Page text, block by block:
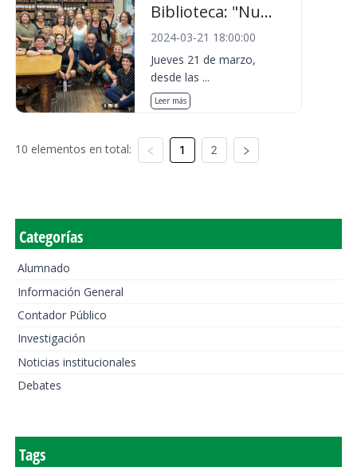
Biblioteca: "Nu...
2024-03-21 18:00:00
Jueves 21 de marzo,
desde las ...
Leer más
10 elementos en total: 1 2
Categorías
Alumnado
Información General
Contador Público
Investigación
Noticias institucionales
Debates
Tags